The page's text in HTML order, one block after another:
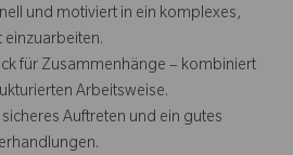
und motiviert in ein komplexes,
einzuarbeiten.
für Zusammenhänge – kombiniert
Arbeitsweise.
Auftreten und ein gutes